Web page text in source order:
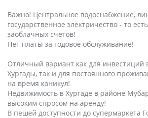
Важно! Центральное водоснабжение,
государственное электричество - то
заоблачных счетов!
Нет платы за годовое обслуживание!
Отличный вариант как для инвестиций
Хургады, так и для постоянного
на время каникул!
Недвижимость в Хургаде в районе
высоким спросом на аренду!
В пешей доступности до супермаркета